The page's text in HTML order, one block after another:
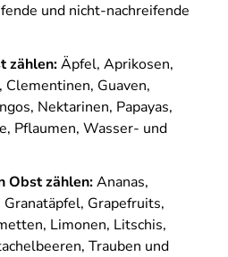
und nicht-nachreifende
zählen:Äpfel, Aprikosen,
Clementinen, Guaven,
Nektarinen, Papayas,
Pflaumen, Wasser- und
Obst zählen:Ananas,
Grapefruits,
Limonen, Litschis,
Trauben und